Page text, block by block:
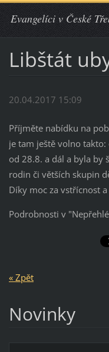
Evangelíci v České
Libštát
20.04.2017 15:09
Příjměte nabídku na
je tam ještě volno
od 28.8. a dál a byla by
rodin či větších skupin
Díky moc za vstřícnost
Podrobnosti v
« Zpět
Novinky